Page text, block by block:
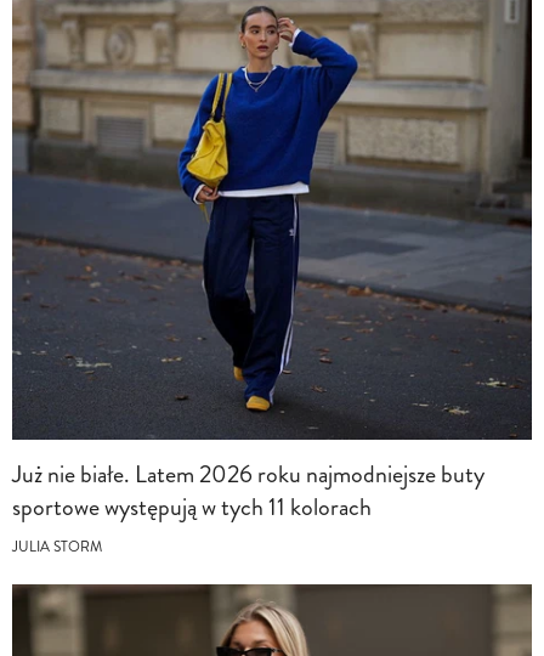
Już nie białe. Latem 2026 roku najmodniejsze buty
sportowe występują w tych 11 kolorach
JULIA STORM